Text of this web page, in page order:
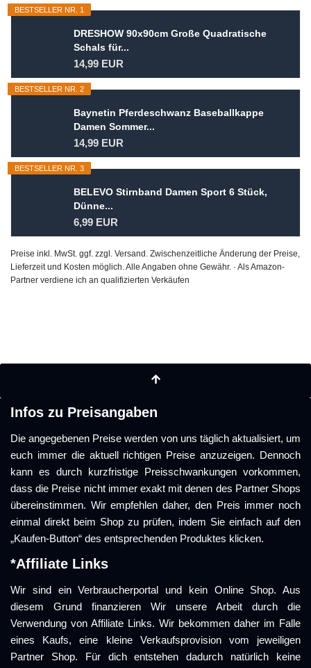
BESTSELLER NR. 1
DRESHOW 90x90cm Große Quadratische
Schals für...
14,99 EUR
BESTSELLER NR. 2
Baynetin Pferdeschwanz Baseballkappe
Damen Sommer...
14,99 EUR
BESTSELLER NR. 3
BELEVO Stirnband Damen Sport 6 Stück,
Dünne...
6,99 EUR
Preise inkl. MwSt. ggf. zzgl. Versand. Zwischenzeitliche Änderung der Preise,
Lieferzeit und Kosten möglich. Alle Angaben ohne Gewähr. · Als Amazon-
Partner verdiene ich an qualifizierten Verkäufen
Infos zu Preisangaben
Die angegebenen Preise werden von uns täglich aktualisiert, um
euch immer die aktuell richtigen Preise anzuzeigen. Dennoch
kann es durch kurzfristige Preisschwankungen vorkommen,
dass die Preise nicht immer exakt mit denen des Partner Shops
übereinstimmen. Wir empfehlen daher, den Preis immer noch
einmal direkt beim Shop zu prüfen, indem Sie einfach auf den
„Kaufen-Button“ des entsprechenden Produktes klicken.
*Affiliate Links
Wir sind ein Verbraucherportal und kein Online Shop. Aus
diesem Grund finanzieren Wir unsere Arbeit durch die
Verwendung von Affiliate Links. Wir bekommen daher im Falle
eines Kaufs, eine kleine Verkaufsprovision vom jeweiligen
Partner Shop. Für dich entstehen dadurch natürlich keine